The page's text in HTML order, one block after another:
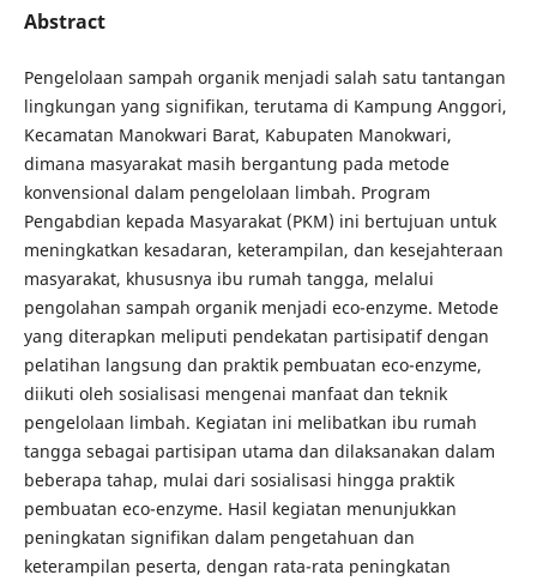
Abstract
Pengelolaan sampah organik menjadi salah satu tantangan
lingkungan yang signifikan, terutama di Kampung Anggori,
Kecamatan Manokwari Barat, Kabupaten Manokwari,
dimana masyarakat masih bergantung pada metode
konvensional dalam pengelolaan limbah. Program
Pengabdian kepada Masyarakat (PKM) ini bertujuan untuk
meningkatkan kesadaran, keterampilan, dan kesejahteraan
masyarakat, khususnya ibu rumah tangga, melalui
pengolahan sampah organik menjadi eco-enzyme. Metode
yang diterapkan meliputi pendekatan partisipatif dengan
pelatihan langsung dan praktik pembuatan eco-enzyme,
diikuti oleh sosialisasi mengenai manfaat dan teknik
pengelolaan limbah. Kegiatan ini melibatkan ibu rumah
tangga sebagai partisipan utama dan dilaksanakan dalam
beberapa tahap, mulai dari sosialisasi hingga praktik
pembuatan eco-enzyme. Hasil kegiatan menunjukkan
peningkatan signifikan dalam pengetahuan dan
keterampilan peserta, dengan rata-rata peningkatan